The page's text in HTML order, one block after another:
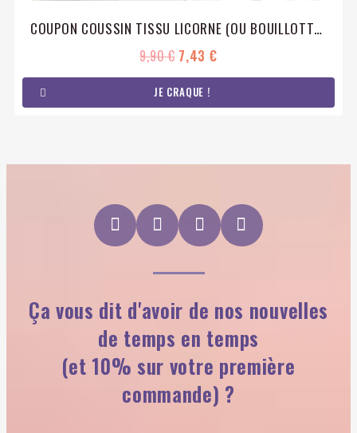
COUPON COUSSIN TISSU LICORNE (OU BOUILLOTTE SÈCHE)
9,90 € 7,43 €
JE CRAQUE !
Ça vous dit d'avoir de nos nouvelles
de temps en temps
(et 10% sur votre première
commande) ?